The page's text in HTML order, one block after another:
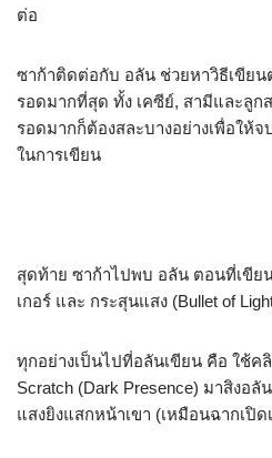
ต่อ
ซาก้าติดต่อกับ อลัน ช่วยหาวิธีเขีย
รอดมากที่สุด ทั้ง เคซีย์, สามีและลูก
รอดมากก็ต้องสละบางอย่างเพื่อให้
ในการเขียน
สุดท้าย ซาก้าไปพบ อลัน ตอนที่เขีย
เกอร์ และ กระสุนแสง (Bullet of
ทุกอย่างเป็นไปที่อลันเขียน คือ ใช้ค
Scratch (Dark Presence) มาสิงอ
แสงยิงแสกหน้าเขา (เหมือนฉากเปิด